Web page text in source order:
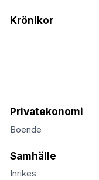
Krönikor
Privatekonomi
Boende
Samhälle
Inrikes